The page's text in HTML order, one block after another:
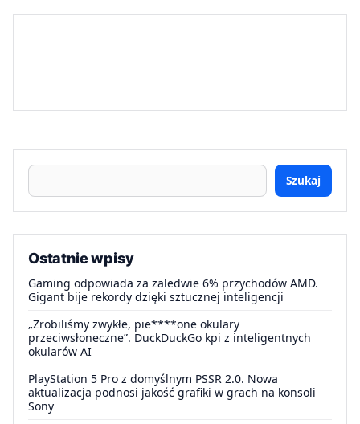
Szukaj
Ostatnie wpisy
Gaming odpowiada za zaledwie 6% przychodów AMD.
Gigant bije rekordy dzięki sztucznej inteligencji
„Zrobiliśmy zwykłe, pie****one okulary
przeciwsłoneczne”. DuckDuckGo kpi z inteligentnych
okularów AI
PlayStation 5 Pro z domyślnym PSSR 2.0. Nowa
aktualizacja podnosi jakość grafiki w grach na konsoli
Sony